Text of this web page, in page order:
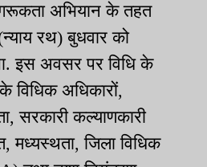
अभियान के तहत
रथ) बुधवार को
इस अवसर पर विधि के
विधिक अधिकारों,
सरकारी कल्याणकारी
जिला विधिक